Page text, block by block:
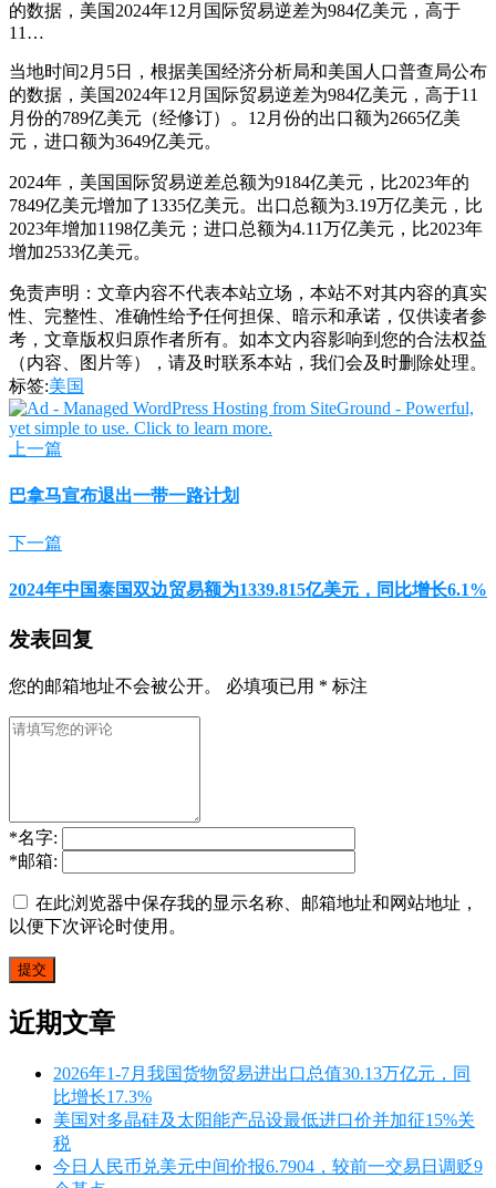
的数据，美国2024年12月国际贸易逆差为984亿美元，高于
11…
当地时间2月5日，根据美国经济分析局和美国人口普查局公布
的数据，美国2024年12月国际贸易逆差为984亿美元，高于11
月份的789亿美元（经修订）。12月份的出口额为2665亿美
元，进口额为3649亿美元。
2024年，美国国际贸易逆差总额为9184亿美元，比2023年的
7849亿美元增加了1335亿美元。出口总额为3.19万亿美元，比
2023年增加1198亿美元；进口总额为4.11万亿美元，比2023年
增加2533亿美元。
免责声明：文章内容不代表本站立场，本站不对其内容的真实
性、完整性、准确性给予任何担保、暗示和承诺，仅供读者参
考，文章版权归原作者所有。如本文内容影响到您的合法权益
（内容、图片等），请及时联系本站，我们会及时删除处理。
标签:美国
上一篇
巴拿马宣布退出一带一路计划
下一篇
2024年中国泰国双边贸易额为1339.815亿美元，同比增长6.1%
发表回复
您的邮箱地址不会被公开。 必填项已用 * 标注
*名字:
*邮箱:
在此浏览器中保存我的显示名称、邮箱地址和网站地址，
以便下次评论时使用。
近期文章
2026年1-7月我国货物贸易进出口总值30.13万亿元，同
比增长17.3%
美国对多晶硅及太阳能产品设最低进口价并加征15%关
税
今日人民币兑美元中间价报6.7904，较前一交易日调贬9